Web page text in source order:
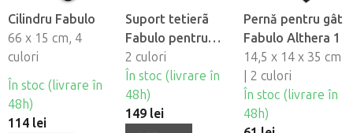
Cilindru Fabulo
66 x 15 cm, 4
culori
În stoc (livrare în
48h)
114 lei
Suport tetierã
Fabulo pentru
masa de masaj
2 culori
În stoc (livrare în
48h)
149 lei
Pernă pentru gât
Fabulo Althera 1
14,5 x 14 x 35 cm
| 2 culori
În stoc (livrare în
48h)